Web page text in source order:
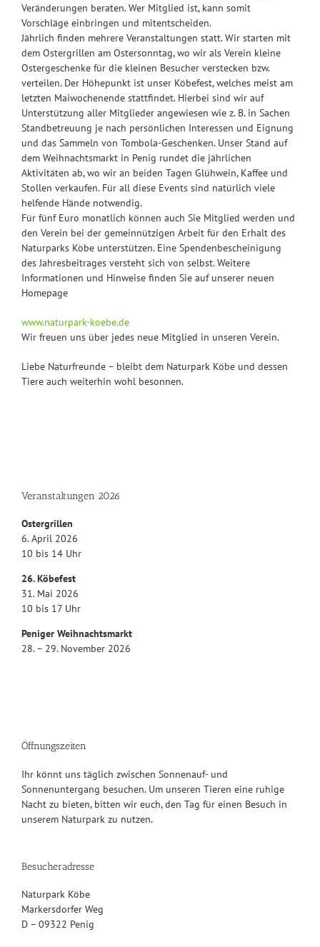
Veränderungen beraten. Wer Mitglied ist, kann somit
Vorschläge einbringen und mitentscheiden.
Jährlich finden mehrere Veranstaltungen statt. Wir starten mit
dem Ostergrillen am Ostersonntag, wo wir als Verein kleine
Ostergeschenke für die kleinen Besucher verstecken bzw.
verteilen. Der Höhepunkt ist unser Köbefest, welches meist am
letzten Maiwochenende stattfindet. Hierbei sind wir auf
Unterstützung aller Mitglieder angewiesen wie z. B. in Sachen
Standbetreuung je nach persönlichen Interessen und Eignung
und das Sammeln von Tombola-Geschenken. Unser Stand auf
dem Weihnachtsmarkt in Penig rundet die jährlichen
Aktivitäten ab, wo wir an beiden Tagen Glühwein, Kaffee und
Stollen verkaufen. Für all diese Events sind natürlich viele
helfende Hände notwendig.
Für fünf Euro monatlich können auch Sie Mitglied werden und
den Verein bei der gemeinnützigen Arbeit für den Erhalt des
Naturparks Köbe unterstützen. Eine Spendenbescheinigung
des Jahresbeitrages versteht sich von selbst. Weitere
Informationen und Hinweise finden Sie auf unserer neuen
Homepage
www.naturpark-koebe.de
Wir freuen uns über jedes neue Mitglied in unseren Verein.
Liebe Naturfreunde – bleibt dem Naturpark Köbe und dessen
Tiere auch weiterhin wohl besonnen.
Veranstaltungen 2026
Ostergrillen
6. April 2026
10 bis 14 Uhr
26. Köbefest
31. Mai 2026
10 bis 17 Uhr
Peniger Weihnachtsmarkt
28. – 29. November 2026
Öffnungszeiten
Ihr könnt uns täglich zwischen Sonnenauf- und
Sonnenuntergang besuchen. Um unseren Tieren eine ruhige
Nacht zu bieten, bitten wir euch, den Tag für einen Besuch in
unserem Naturpark zu nutzen.
Besucheradresse
Naturpark Köbe
Markersdorfer Weg
D – 09322 Penig